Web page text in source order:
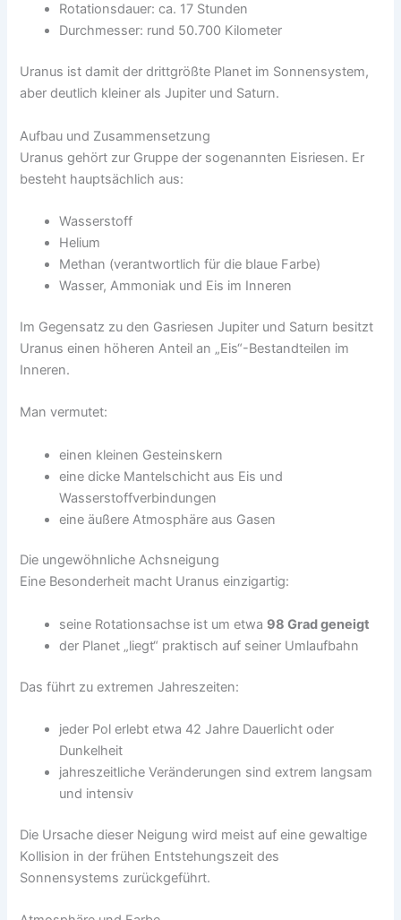
Rotationsdauer: ca. 17 Stunden
Durchmesser: rund 50.700 Kilometer
Uranus ist damit der drittgrößte Planet im Sonnensystem,
aber deutlich kleiner als Jupiter und Saturn.
Aufbau und Zusammensetzung
Uranus gehört zur Gruppe der sogenannten Eisriesen. Er
besteht hauptsächlich aus:
Wasserstoff
Helium
Methan (verantwortlich für die blaue Farbe)
Wasser, Ammoniak und Eis im Inneren
Im Gegensatz zu den Gasriesen Jupiter und Saturn besitzt
Uranus einen höheren Anteil an „Eis“-Bestandteilen im
Inneren.
Man vermutet:
einen kleinen Gesteinskern
eine dicke Mantelschicht aus Eis und
Wasserstoffverbindungen
eine äußere Atmosphäre aus Gasen
Die ungewöhnliche Achsneigung
Eine Besonderheit macht Uranus einzigartig:
seine Rotationsachse ist um etwa 98 Grad geneigt
der Planet „liegt“ praktisch auf seiner Umlaufbahn
Das führt zu extremen Jahreszeiten:
jeder Pol erlebt etwa 42 Jahre Dauerlicht oder
Dunkelheit
jahreszeitliche Veränderungen sind extrem langsam
und intensiv
Die Ursache dieser Neigung wird meist auf eine gewaltige
Kollision in der frühen Entstehungszeit des
Sonnensystems zurückgeführt.